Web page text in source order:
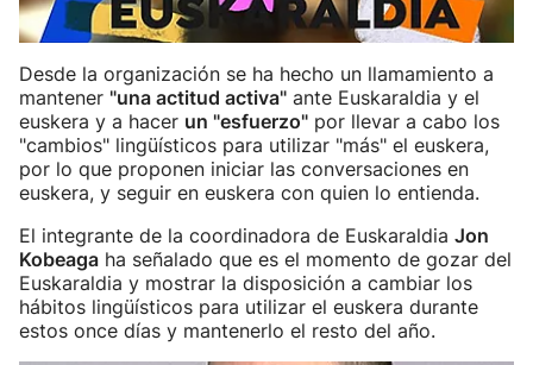
Desde la organización se ha hecho un llamamiento a
mantener "una actitud activa" ante Euskaraldia y el
euskera y a hacer un "esfuerzo" por llevar a cabo los
"cambios" lingüísticos para utilizar "más" el euskera,
por lo que proponen iniciar las conversaciones en
euskera, y seguir en euskera con quien lo entienda.
El integrante de la coordinadora de Euskaraldia Jon
Kobeaga ha señalado que es el momento de gozar del
Euskaraldia y mostrar la disposición a cambiar los
hábitos lingüísticos para utilizar el euskera durante
estos once días y mantenerlo el resto del año.